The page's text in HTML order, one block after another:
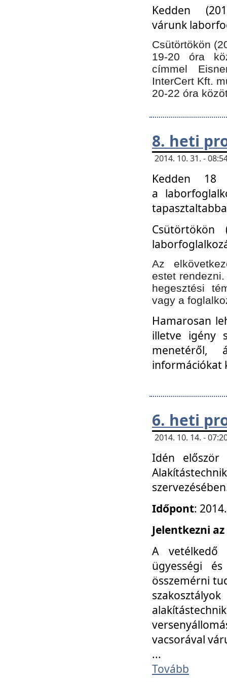
Kedden
várunk
Csütörtökön
19-20 óra
címmel
InterCert Kft.
20-22 óra
8. heti
2014. 10. 31. -
Kedden 18
a
Az
estet
hegesztési
vagy a
Hamarosan
illetve igény
menetéről,
információkat
6. heti
2014. 10. 14. -
Idén
Időpont:
Jelentkezni az
A vetélkedő
ügyességi
összemérni
vacsorával
...
Tovább